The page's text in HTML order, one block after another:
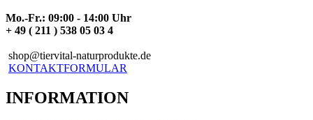
Mo.-Fr.: 09:00 - 14:00 Uhr
+ 49 ( 211 ) 538 05 03 4
shop@tiervital-naturprodukte.de
KONTAKTFORMULAR
INFORMATION